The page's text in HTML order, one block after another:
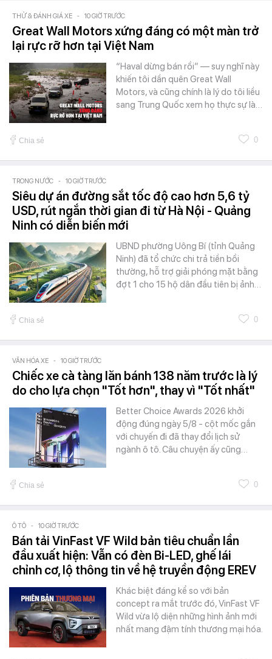
THỬ & ĐÁNH GIÁ XE - 10 GIỜ TRƯỚC
Great Wall Motors xứng đáng có một màn trở
lại rực rỡ hơn tại Việt Nam
“Haval dừng bán rồi” — suy nghĩ này
khiến tôi dần quên Great Wall
Motors, và cũng chính là lý do tôi liều
sang Trung Quốc xem họ thực sự là…
Chia sẻ 0
TRONG NƯỚC - 10 GIỜ TRƯỚC
Siêu dự án đường sắt tốc độ cao hơn 5,6 tỷ
USD, rút ngắn thời gian đi từ Hà Nội - Quảng
Ninh có diễn biến mới
UBND phường Uông Bí (tỉnh Quảng
Ninh) đã tổ chức chi trả tiền bồi
thường, hỗ trợ giải phóng mặt bằng
đợt 1 cho 15 hộ dân đầu tiên bị ảnh…
Chia sẻ 0
VĂN HÓA XE - 10 GIỜ TRƯỚC
Chiếc xe cà tàng lăn bánh 138 năm trước là lý
do cho lựa chọn "Tốt hơn", thay vì "Tốt nhất"
Better Choice Awards 2026 khởi
động đúng ngày 5/8 - cột mốc gắn
với chuyến đi đã thay đổi lịch sử
ngành ô tô. Câu chuyện ấy cũng…
Chia sẻ 0
Ô TÔ - 10 GIỜ TRƯỚC
Bán tải VinFast VF Wild bản tiêu chuẩn lần
đầu xuất hiện: Vẫn có đèn Bi-LED, ghế lái
chỉnh cơ, lộ thông tin về hệ truyền động EREV
Khác biệt đáng kể so với bản
concept ra mắt trước đó, VinFast VF
Wild vừa lộ diện những hình ảnh mới
nhất mang đậm tính thương mại hóa.